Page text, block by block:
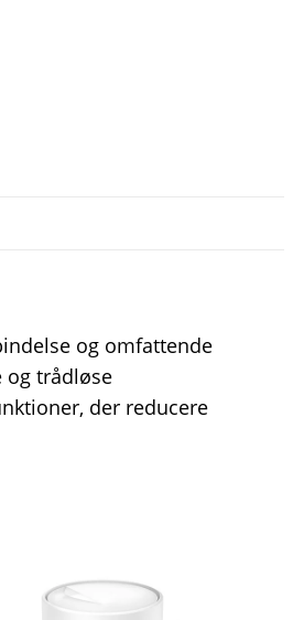
og omfattende
og trådløse
der reducere